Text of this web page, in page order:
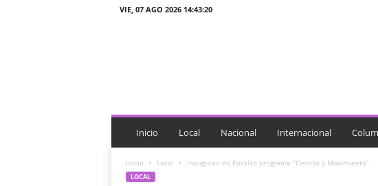
VIE, 07 AGO 2026 14:43:20
c
a
Inicio Local Nacional Internacional
Inicio Local Inauguran en Paraíso programa “Ciencia y Movimiento”
LOCAL